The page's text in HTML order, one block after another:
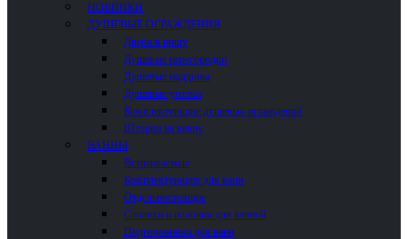
НОВИНКИ
ДУШЕВЫЕ ОГРАЖДЕНИЯ
Двери в нишу
Душевые перегородки
Душевые поддоны
Душевые уголки
Комплектующие душевых ограждений
Шторки на ванну
ВАННЫ
Встраиваемые
Комплектующие для ванн
Отдельностоящие
Столики и полочки для ванной
Подголовники для ванн